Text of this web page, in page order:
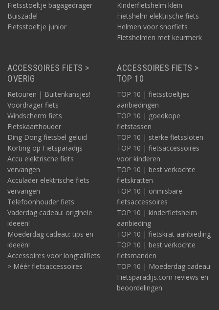
Fietsstoeltje bagagedrager
Buiszadel
Fietsstoeltje junior
Kinderfietshelm klein
Fietshelm elektrische fiets
Helmen voor snorfiets
Fietshelmen met keurmerk
ACCESSOIRES FIETS >
OVERIG
Retouren | Buitenkansjes!
Voordrager fiets
Windscherm fiets
Fietskaarthouder
Ding Dong fietsbel geluid
Korting op Fietsparadijs
Accu elektrische fiets
vervangen
Acculader elektrische fiets
vervangen
Telefoonhouder fiets
Vaderdag cadeau: originele
ideeën!
Moederdag cadeau: tips en
ideeën!
Accessoires voor longtailfiets
> Méér fietsaccessoires
ACCESSOIRES FIETS >
TOP 10
TOP 10 | fietsstoeltjes
aanbiedingen
TOP 10 | goedkope
fietstassen
TOP 10 | sterke fietssloten
TOP 10 | fietsaccessoires
voor kinderen
TOP 10 | best verkochte
fietskratten
TOP 10 | onmisbare
fietsaccessoires
TOP 10 | kinderfietshelm
aanbieding
TOP 10 | fietskrat aanbieding
TOP 10 | best verkochte
fietsmanden
TOP 10 | Moederdag cadeau
Fietsparadijs.com reviews en
beoordelingen